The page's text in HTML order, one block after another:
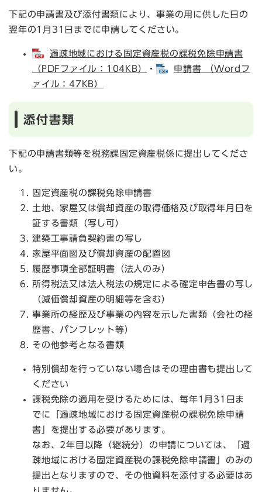
下記の申請書及び添付書類により、事業の用に供した日の
翌年の1月31日までに申請してください。
過疎地域における固定資産税の課税免除申請書
（PDFファイル：104KB）
・
申請書 （Wordフ
ァイル：47KB）
添付書類
下記の申請書類等を税務課固定資産税係に提出してくださ
い。
固定資産税の課税免除申請書
土地、家屋又は償却資産の取得価格及び取得年月日を
証する書類（写し可）
建築工事請負契約書の写し
家屋平面図及び償却資産の配置図
履歴事項全部証明書（法人のみ）
所得税法又は法人税法の規定による確定申告書の写し
（減価償却資産の明細等を含む）
事業所の経歴及び事業の内容を示した書類（会社の経
歴書、パンフレット等）
その他参考となる書類
特別償却を行っていない場合はその理由書も提出して
ください
課税免除の適用を受けるためには、毎年1月31日ま
でに「過疎地域における固定資産税の課税免除申請
書」を提出する必要があります。
なお、2年目以降（継続分）の申請については、「過
疎地域における固定資産税の課税免除申請書」のみの
提出となりますので、その他資料を添付する必要はあ